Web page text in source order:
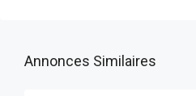
Annonces Similaires